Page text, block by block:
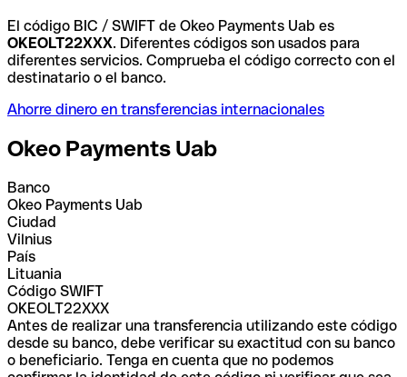
El código BIC / SWIFT de Okeo Payments Uab es
OKEOLT22XXX. Diferentes códigos son usados para
diferentes servicios. Comprueba el código correcto con el
destinatario o el banco.
Ahorre dinero en transferencias internacionales
Okeo Payments Uab
Banco
Okeo Payments Uab
Ciudad
Vilnius
País
Lituania
Código SWIFT
OKEOLT22XXX
Antes de realizar una transferencia utilizando este código
desde su banco, debe verificar su exactitud con su banco
o beneficiario. Tenga en cuenta que no podemos